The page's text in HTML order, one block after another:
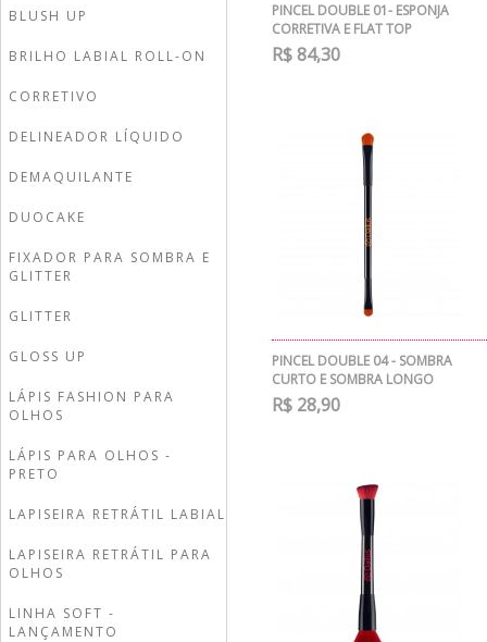
BLUSH UP
BRILHO LABIAL ROLL-ON
CORRETIVO
DELINEADOR LÍQUIDO
DEMAQUILANTE
DUOCAKE
FIXADOR PARA SOMBRA E
GLITTER
GLITTER
GLOSS UP
LÁPIS FASHION PARA
OLHOS
LÁPIS PARA OLHOS -
PRETO
LAPISEIRA RETRÁTIL LABIAL
LAPISEIRA RETRÁTIL PARA
OLHOS
LINHA SOFT -
LANÇAMENTO
PINCEL DOUBLE 01- ESPONJA
CORRETIVA E FLAT TOP
R$ 84,30
PINCEL DOUBLE 04 - SOMBRA
CURTO E SOMBRA LONGO
R$ 28,90